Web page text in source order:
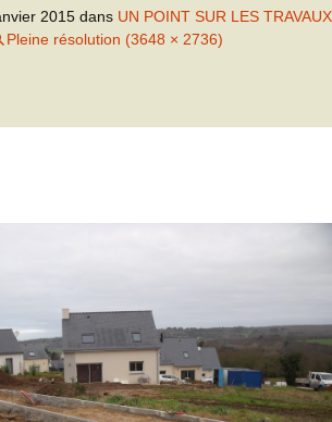
2015 dans UN POINT SUR LES TRAVAUX
Pleine résolution (3648 × 2736)